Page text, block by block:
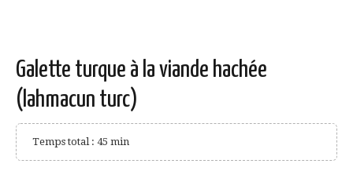
Galette turque à la viande hachée
(lahmacun turc)
Temps total : 45 min